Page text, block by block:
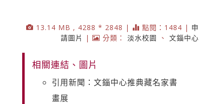
13.14 MB , 4288 * 2848 | 點閱：1484 | 申
請圖片
| 分類： 淡水校園 、 文錙中心
相關連結、圖片
引用新聞：文錙中心推典藏名家書
畫展